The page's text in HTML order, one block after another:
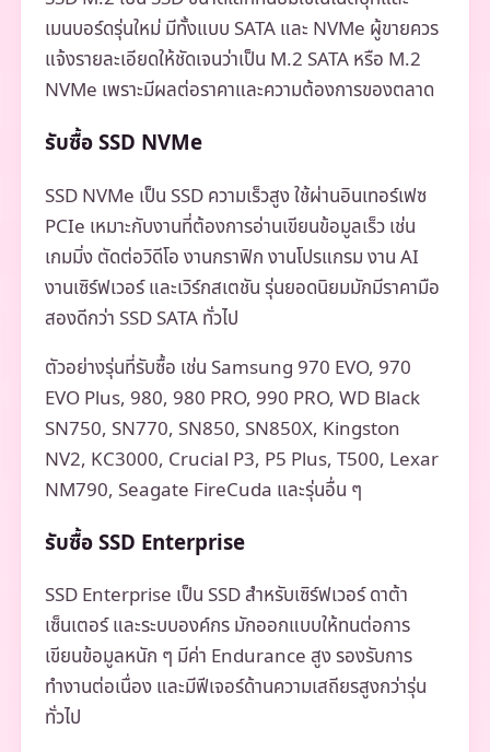
เมนบอร์ดรุ่นใหม่ มีทั้งแบบ SATA และ NVMe ผู้ขายควร
แจ้งรายละเอียดให้ชัดเจนว่าเป็น M.2 SATA หรือ M.2
NVMe เพราะมีผลต่อราคาและความต้องการของตลาด
รับซื้อ SSD NVMe
SSD NVMe เป็น SSD ความเร็วสูง ใช้ผ่านอินเทอร์เฟซ
PCIe เหมาะกับงานที่ต้องการอ่านเขียนข้อมูลเร็ว เช่น
เกมมิ่ง ตัดต่อวิดีโอ งานกราฟิก งานโปรแกรม งาน AI
งานเซิร์ฟเวอร์ และเวิร์กสเตชัน รุ่นยอดนิยมมักมีราคามือ
สองดีกว่า SSD SATA ทั่วไป
ตัวอย่างรุ่นที่รับซื้อ เช่น Samsung 970 EVO, 970
EVO Plus, 980, 980 PRO, 990 PRO, WD Black
SN750, SN770, SN850, SN850X, Kingston
NV2, KC3000, Crucial P3, P5 Plus, T500, Lexar
NM790, Seagate FireCuda และรุ่นอื่น ๆ
รับซื้อ SSD Enterprise
SSD Enterprise เป็น SSD สำหรับเซิร์ฟเวอร์ ดาต้า
เซ็นเตอร์ และระบบองค์กร มักออกแบบให้ทนต่อการ
เขียนข้อมูลหนัก ๆ มีค่า Endurance สูง รองรับการ
ทำงานต่อเนื่อง และมีฟีเจอร์ด้านความเสถียรสูงกว่ารุ่น
ทั่วไป